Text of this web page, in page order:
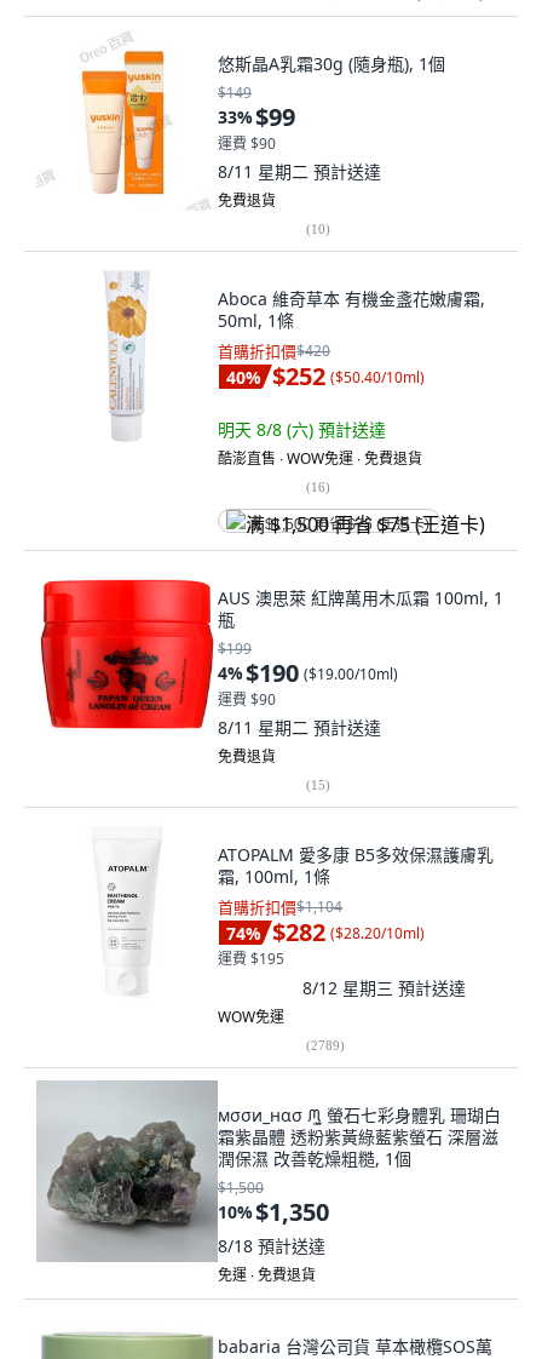
悠斯晶A乳霜30g (隨身瓶), 1個
$149
33%$99
運費 $90
8/11 星期二 預計送達
免費退貨
(10)
Aboca 維奇草本 有機金盞花嫩膚霜,
50ml, 1條
首購折扣價$420
40% $252 ($50.40/10ml)
明天 8/8 (六) 預計送達
酷澎直售 ∙ WOW免運 ∙ 免費退貨
(16)
满 $1,500 再省 $75 (王道卡)
AUS 澳思萊 紅牌萬用木瓜霜 100ml, 1
瓶
$199
4%$190 ($19.00/10ml)
運費 $90
8/11 星期二 預計送達
免費退貨
(15)
ATOPALM 愛多康 B5多效保濕護膚乳
霜, 100ml, 1條
首購折扣價$1,104
74% $282 ($28.20/10ml)
運費 $195
8/12 星期三 預計送達
WOW免運
(2789)
мσσи_нασ ᙏ̤̫͚ 螢石七彩身體乳 珊瑚白
霜紫晶體 透粉紫黃綠藍紫螢石 深層滋
潤保濕 改善乾燥粗糙, 1個
$1,500
10%$1,350
8/18 預計送達
免運 ∙ 免費退貨
babaria 台灣公司貨 草本橄欖SOS萬